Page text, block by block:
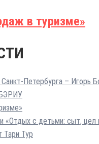
в туризме»
Петербурга – Игорь
«Отдых с детьми: сыт, цел
Тари Тур